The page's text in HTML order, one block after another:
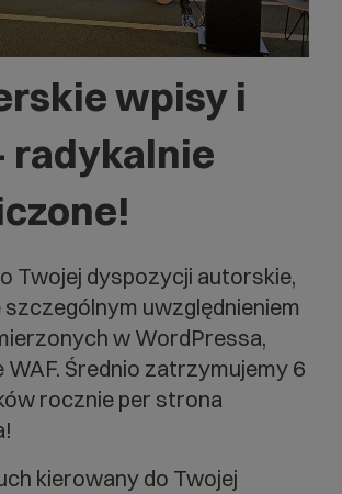
wpisy i
radykalnie
Twojej dyspozycji autorskie,
szczególnym uwzględnieniem
w WordPressa,
Średnio zatrzymujemy 6
rocznie per strona
kierowany do Twojej